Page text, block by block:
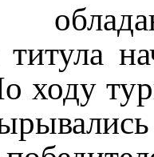
ходу